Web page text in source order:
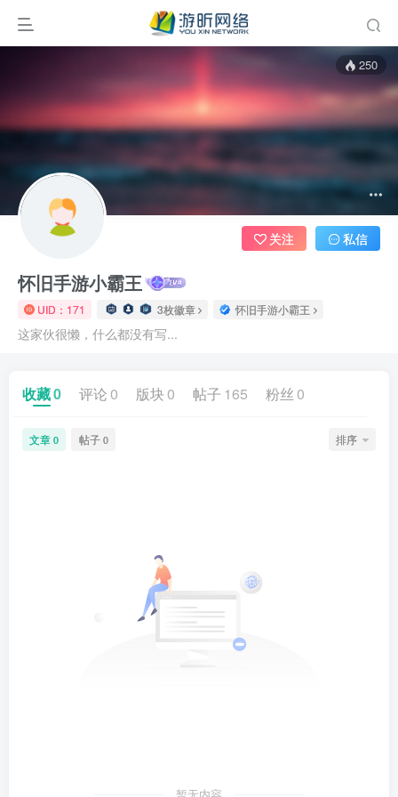
250
怀旧手游小霸王
UID：171 3枚徽章 怀旧手游小霸王
这家伙很懒，什么都没有写...
关注 私信
收藏0 评论 0 版块 0 帖子 165 粉丝 0
文章 0 帖子 0 排序